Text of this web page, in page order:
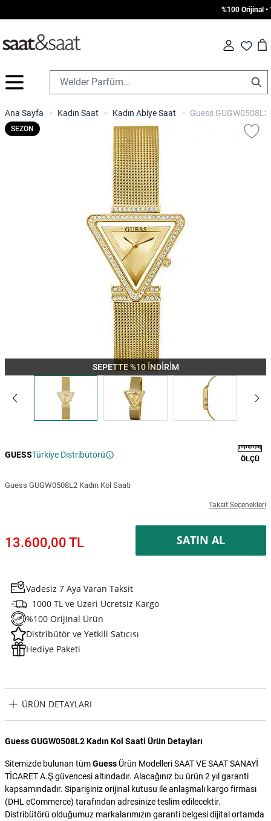
%100 Orijinal •
Fav Cart
İçeriğe geç
Ana Sayfa > Kadın Saat > Kadın Abiye Saat > Guess
SEPETTE %10 İNDİRİM
SEZON
GUESSTürkiye Distribütörü ÖLÇÜ
Guess GUGW0508L2 Kadın Kol Saati
Taksit Seçenekleri
13.600,00 TL SATIN AL
Vadesiz 7 Aya Varan Taksit
1000 TL ve Üzeri Ücretsiz Kargo
%100 Orijinal Ürün
Distribütör ve Yetkili Satıcısı
Hediye Paketi
ÜRÜN DETAYLARI
Guess GUGW0508L2 Kadın Kol Saati Ürün Detayları
Sitemizde bulunan tümGuess Ürün Modelleri SAAT VE SAAT SANAYİ
TİCARET A.Ş güvencesi altındadır. Alacağınız bu ürün 2 yıl garanti
kapsamındadır. Siparişiniz orijinal kutusu ile anlaşmalı kargo firması
(DHL eCommerce) tarafından adresinize teslim edilecektir.
Distribütörü olduğumuz markalarımızın garanti belgesi dijital ortamda